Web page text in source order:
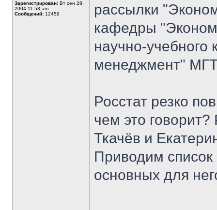
Зарегистрирован: Вт сен 28,
2004 11:58 am
Сообщений: 12459
рассылки
кафедры
научно-
менеджмент"
Росстат резко
чем это
Ткачёв и
Приводим
основных для